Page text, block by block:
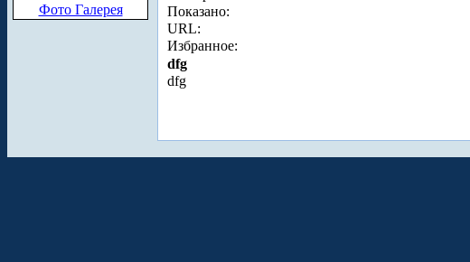
Фото Галерея
Показано:
URL:
Избранное:
dfg
dfg